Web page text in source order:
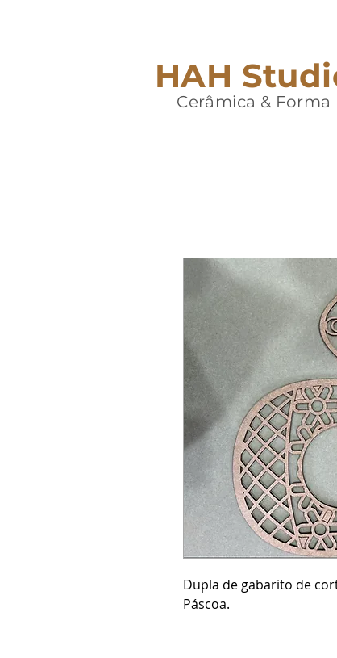
HAH
Cerâmica & Forma
Dupla de gabarito de
Páscoa.